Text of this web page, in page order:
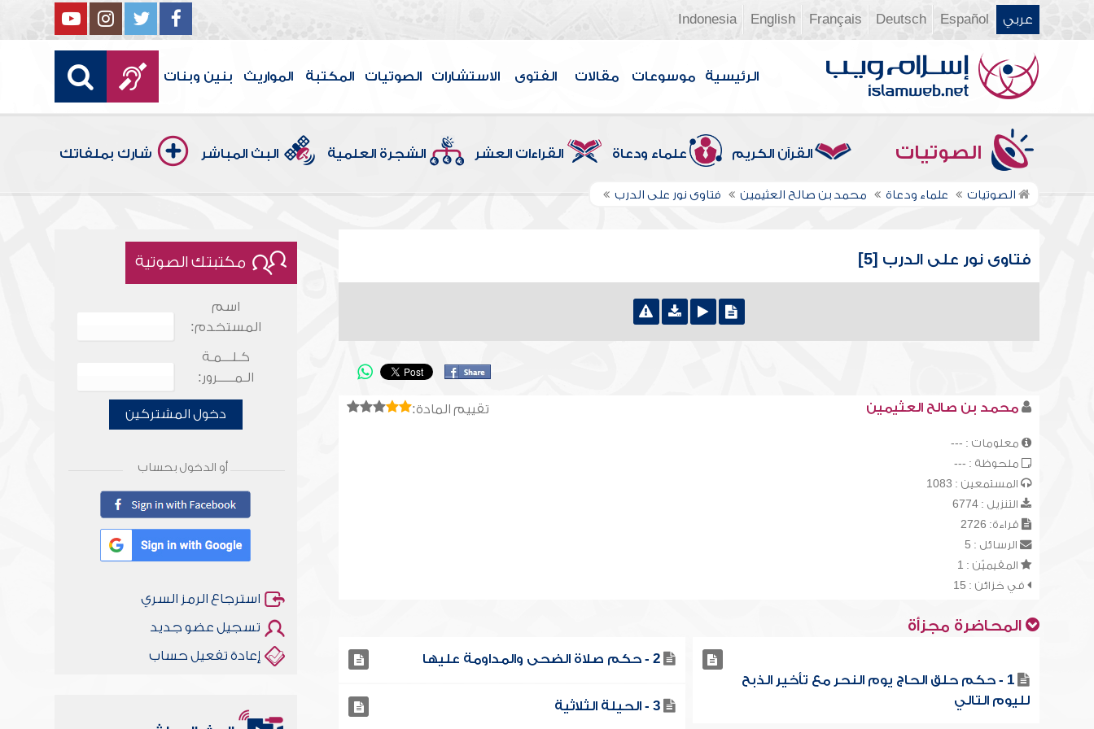
عربي Español
Deutsch
Français
English
Indonesia
الرئيسية موسوعات مقالات الفتوى الاستشارات الصوتيات المكتبة المواريث بنين وبنات
الصوتيات القرآن الكريم علماء ودعاة القراءات العشر الشجرة العلمية البث المباشر شارك بملفاتك
الصوتيات علماء ودعاة محمد بن صالح العثيمين فتاوى نور على الدرب
فتاوى نور على الدرب [5]
تقييم المادة: محمد بن صالح العثيمين
معلومات : ---
ملحوظة : ---
المستمعين : 1083
التنزيل : 6774
قراءة: 2726
الرسائل : 5
المقيميّن : 1
في خزائن : 15
المحاضرة مجزأة
1 - حكم حلق الحاج يوم النحر مع تأخير الذبح
لليوم التالي
2 - حكم صلاة الضحى والمداومة عليها
3 - الحيلة الثلاثية
مكتبتك الصوتية
اسم
المستخدم:
كـلـــمـة
الـمـــــرور:
دخول المشتركين
أو الدخول بحساب
استرجاع الرمز السري
تسجيل عضو جديد
إعادة تفعيل حساب